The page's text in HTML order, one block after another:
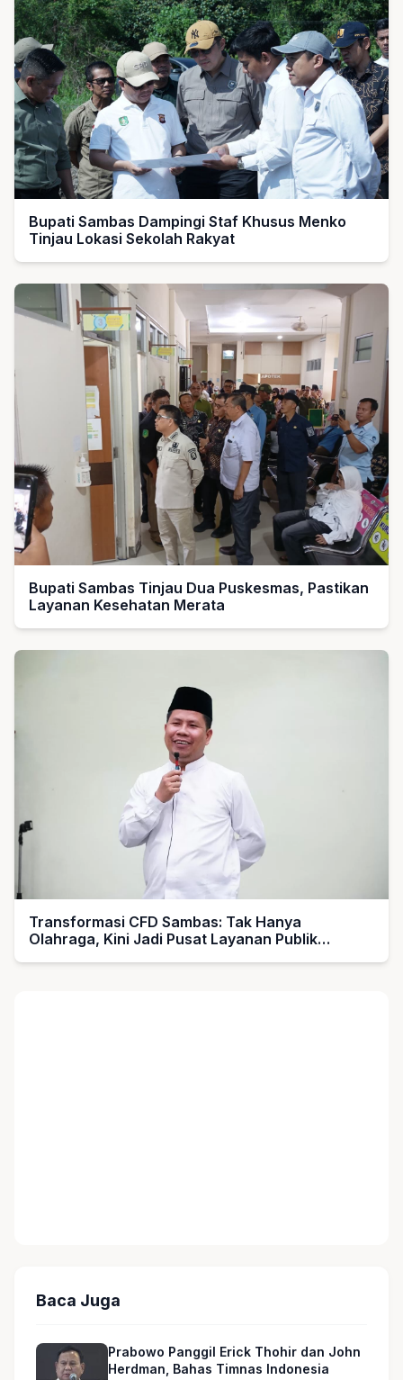
Bupati Sambas Dampingi Staf Khusus Menko
Tinjau Lokasi Sekolah Rakyat
Bupati Sambas Tinjau Dua Puskesmas, Pastikan
Layanan Kesehatan Merata
Transformasi CFD Sambas: Tak Hanya
Olahraga, Kini Jadi Pusat Layanan Publik
Baca Juga
Prabowo Panggil Erick Thohir dan John
Herdman, Bahas Timnas Indonesia